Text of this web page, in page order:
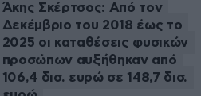
Άκης Σκέρτσος: Από τον
Δεκέμβριο του 2018 έως το
2025 οι καταθέσεις φυσικών
προσώπων αυξήθηκαν από
106,4 δισ. ευρώ σε 148,7 δισ.